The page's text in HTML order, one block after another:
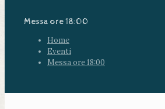
Messa ore 18:00
Home
Eventi
Messa ore 18:00